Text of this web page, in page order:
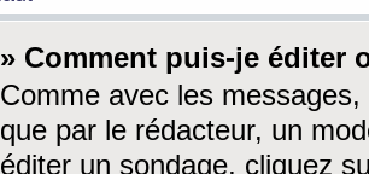
» Comment puis-je éditer
Comme avec les
que par le rédacteur, un
éditer un sondage, cliquez